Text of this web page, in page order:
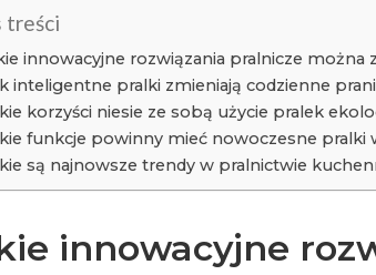
treści
innowacyjne rozwiązania pralnicze można
inteligentne pralki zmieniają codzienne
korzyści niesie ze sobą użycie pralek
funkcje powinny mieć nowoczesne pralki
są najnowsze trendy w pralnictwie
innowacyjne